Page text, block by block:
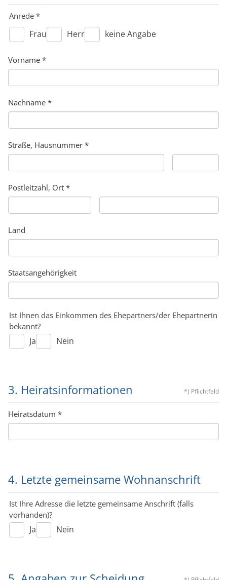
Anrede *
Frau Herr keine Angabe
Vorname *
Nachname *
Straße, Hausnummer *
Postleitzahl, Ort *
Land
Staatsangehörigkeit
Ist Ihnen das Einkommen des Ehepartners/der Ehepartnerin
bekannt?
Ja Nein
3. Heiratsinformationen *) Pflichtfeld
Heiratsdatum *
4. Letzte gemeinsame Wohnanschrift
Ist Ihre Adresse die letzte gemeinsame Anschrift (falls
vorhanden)?
Ja Nein